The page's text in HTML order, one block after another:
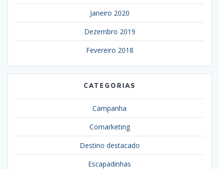
Janeiro 2020
Dezembro 2019
Fevereiro 2018
CATEGORIAS
Campanha
Comarketing
Destino destacado
Escapadinhas